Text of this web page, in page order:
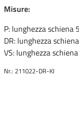
Misure:
P: lunghezza schiena
DR: lunghezza
VS: lunghezza
Nr.: 211022-DR-KI